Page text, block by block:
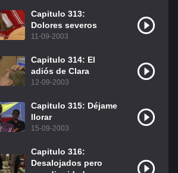
Capitulo 313:
Dolores severos
11-09-2003
Capitulo 314: El
adiós de Clara
12-09-2003
Capitulo 315: Déjame
llorar
15-09-2003
Capitulo 316:
Desalojados pero